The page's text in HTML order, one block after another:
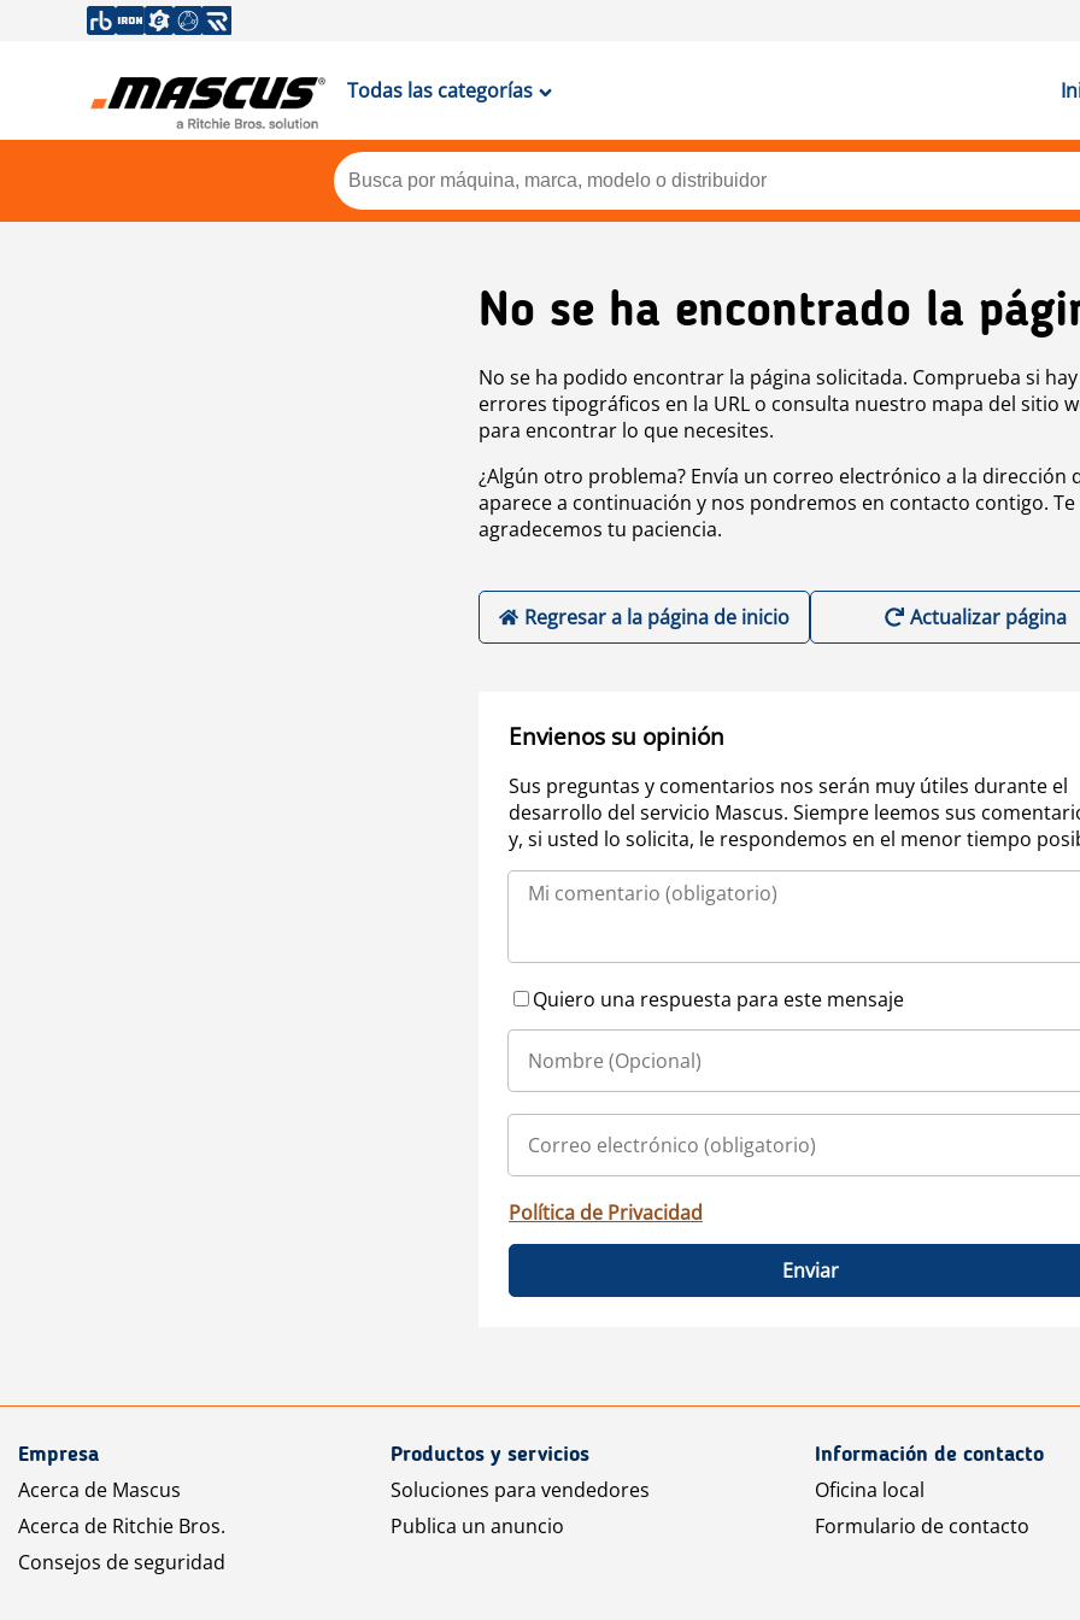
Todas las categorías
No se ha encontrado la
No se ha podido encontrar la página solicitada. Comprueba si hay
errores tipográficos en la URL o consulta nuestro mapa del sitio
para encontrar lo que necesites.
¿Algún otro problema? Envía un correo electrónico a la dirección
aparece a continuación y nos pondremos en contacto contigo. Te
agradecemos tu paciencia.
Regresar a la página de inicio Actualizar página
Envienos su opinión
Sus preguntas y comentarios nos serán muy útiles durante el
desarrollo del servicio Mascus. Siempre leemos sus
y, si usted lo solicita, le respondemos en el menor tiempo
Quiero una respuesta para este mensaje
Política de Privacidad
Enviar
Empresa
Acerca de Mascus
Acerca de Ritchie Bros.
Consejos de seguridad
Productos y servicios
Soluciones para vendedores
Publica un anuncio
Información de contacto
Oficina local
Formulario de contacto